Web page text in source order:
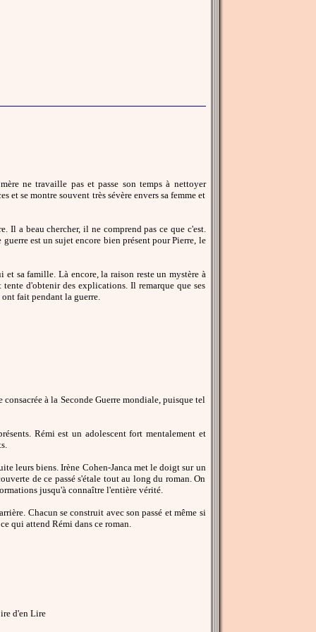
ne travaille pas et passe son temps à nettoyer
se montre souvent très sévère envers sa femme et
Il a beau chercher, il ne comprend pas ce que c'est.
est un sujet encore bien présent pour Pierre, le
sa famille. Là encore, la raison reste un mystère à
d'obtenir des explications. Il remarque que ses
fait pendant la guerre.
à la Seconde Guerre mondiale, puisque tel
Rémi est un adolescent fort mentalement et
leurs biens. Irène Cohen-Janca met le doigt sur un
de ce passé s'étale tout au long du roman. On
jusqu'à connaître l'entière vérité.
Chacun se construit avec son passé et même si
qui attend Rémi dans ce roman.
d'en Lire